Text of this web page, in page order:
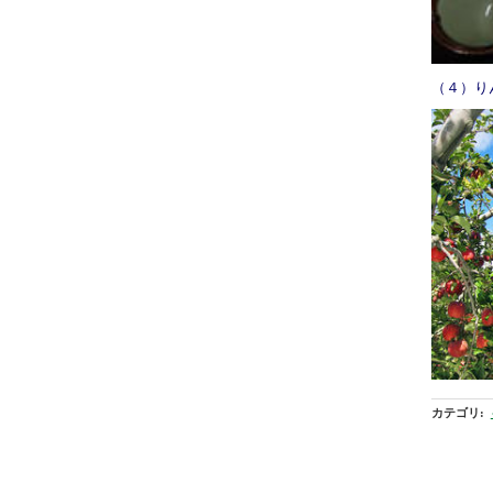
（４）
カテゴリ :